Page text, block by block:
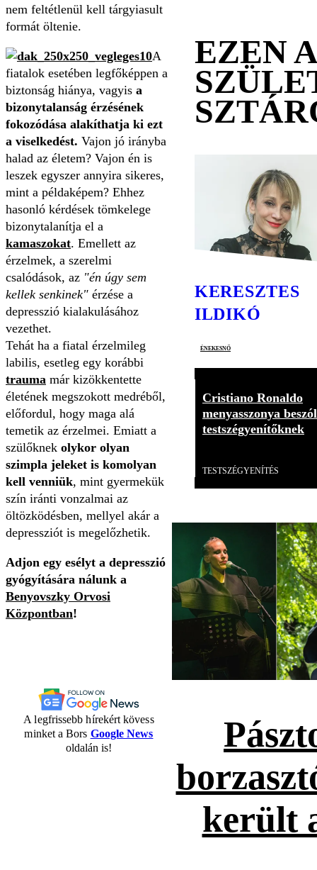
nem feltétlenül kell tárgyiasult
formát öltenie.
A
fiatalok esetében legfőképpen a
biztonság hiánya, vagyis a
bizonytalanság érzésének
fokozódása alakíthatja ki ezt
a viselkedést. Vajon jó irányba
halad az életem? Vajon én is
leszek egyszer annyira sikeres,
mint a példaképem? Ehhez
hasonló kérdések tömkelege
bizonytalanítja el a
kamaszokat. Emellett az
érzelmek, a szerelmi
csalódások, az "én úgy sem
kellek senkinek" érzése a
depresszió kialakulásához
vezethet.
Tehát ha a fiatal érzelmileg
labilis, esetleg egy korábbi
trauma már kizökkentette
életének megszokott medréből,
előfordul, hogy maga alá
temetik az érzelmei. Emiatt a
szülőknek olykor olyan
szimpla jeleket is komolyan
kell venniük, mint gyermekük
szín iránti vonzalmai az
öltözködésben, mellyel akár a
depressziót is megelőzhetik.
Adjon egy esélyt a depresszió
gyógyítására nálunk a
Benyovszky Orvosi
Központban!
A legfrissebb hírekért kövess
minket a Bors Google News
oldalán is!
EZEN
KERESZTES
ILDIKÓ
énekesnő
Cristiano Ronaldo
menyasszonya
testszégyenítőknek
TESTSZÉGYENÍTÉS
került